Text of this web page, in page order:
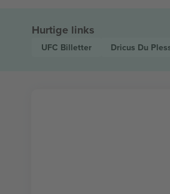
Hurtige links
UFC Billetter Dricus Du